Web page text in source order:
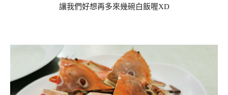
讓我們好想再多來幾碗白飯喔XD